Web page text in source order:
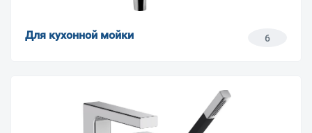
Для кухонной мойки 6